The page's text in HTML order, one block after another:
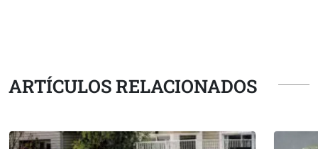
ARTÍCULOS RELACIONADOS